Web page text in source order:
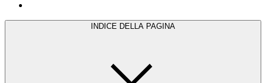
INDICE DELLA PAGINA